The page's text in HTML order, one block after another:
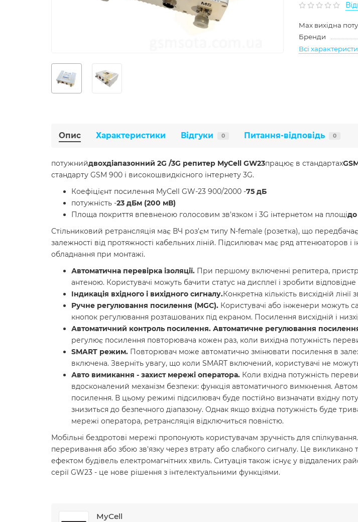
Max вихідна
Бренди
Всі
Опис Характеристики Відгуки 0 Питання-відповідь 0
потужнийдвохдіапазонний 2G /3G репитер MyCell GW23працює в стандартах
стандарту GSM 900 і високошвидкісного інтернету 3G.
Коефіцієнт посилення MyCell GW-23 900/2000 -75 дБ
потужність -23 дБм (200 мВ)
Площа покриття впевненою голосовим зв'язком і 3G інтернетом на площі
Стільниковий ретрансляція має ВЧ роз'єм типу N-female (розетка), що
залежності від протяжності кабельних ліній. Підсилювач має ряд аттенюаторов
обладнання при монтажі.
Автоматична перевірка ізоляції. При першому включенні репитера,
антеною. Користувачі можуть бачити статус на дисплеї і зробити
Індикація вхідного і вихідного сигналу.Конкретна кількість висхідній
Ручне регулювання посилення (MGC). Користувачі або інженери можуть
кнопок регулювання розташованих під екраном. Посилення висхідній і
Автоматичний контроль посилення. Автоматичне регулювання
регулює посилення повторювача кожен раз, коли вихідна потужність
SMART режим. Повторювач може автоматично змінювати посилення в
включена. Зверніть увагу, що коли SMART включений, користувачі не
Авто вимикання - захист мережі оператора. Коли вхідна потужність
вдосконалений механізм безпеки: функція автоматичного вимкнення.
посилення. В цьому режимі підсилювач буде постійно визначати вхідну
знизиться до безпечного діапазону. Однак якщо вхідна потужність буде
мережі оператора, ретрансляція відключиться повністю.
Мобільні бездротові мережі пропонують користувачам зручність для
переривання або збою зв'язку через втрату або слабкого сигналу. Це
ефектом будівель електромагнітних хвиль. Ситуація також існує у віддалених
серії GW23 - це нове рішення з інтелектуальними функціями.
MyCell